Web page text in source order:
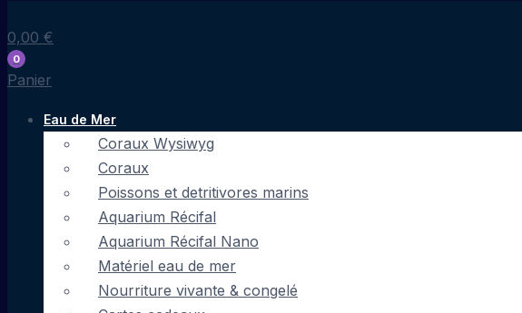
0,00 €
0
Panier
Eau de Mer
Coraux Wysiwyg
Coraux
Poissons et detritivores marins
Aquarium Récifal
Aquarium Récifal Nano
Matériel eau de mer
Nourriture vivante & congelé